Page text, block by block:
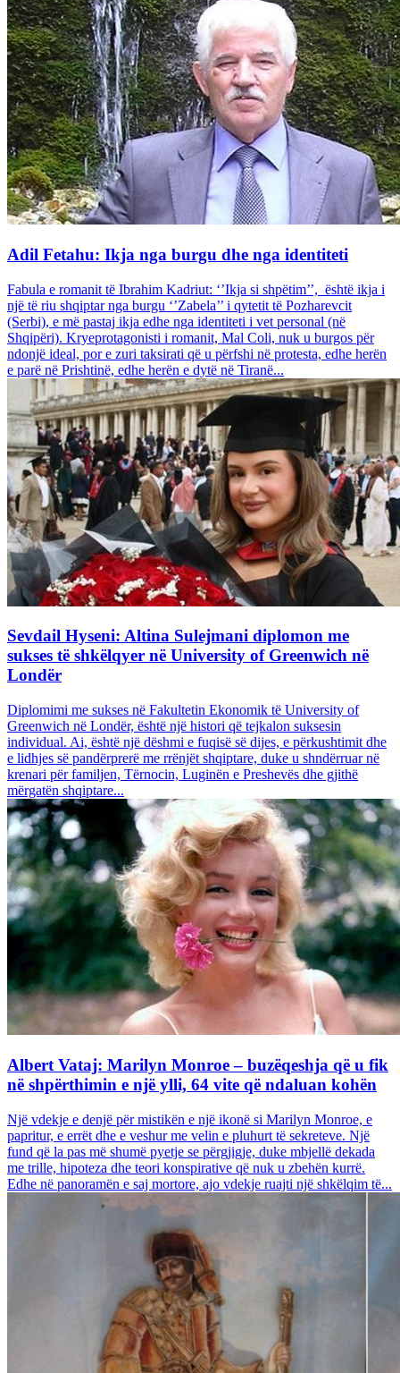
Adil Fetahu: Ikja nga burgu dhe nga identiteti
Fabula e romanit të Ibrahim Kadriut: ‘’Ikja si shpëtim’’, është ikja i
një të riu shqiptar nga burgu ‘’Zabela’’ i qytetit të Pozharevcit
(Serbi), e më pastaj ikja edhe nga identiteti i vet personal (në
Shqipëri). Kryeprotagonisti i romanit, Mal Coli, nuk u burgos për
ndonjë ideal, por e zuri taksirati që u përfshi në protesta, edhe herën
e parë në Prishtinë, edhe herën e dytë në Tiranë...
Sevdail Hyseni: Altina Sulejmani diplomon me
sukses të shkëlqyer në University of Greenwich në
Londër
Diplomimi me sukses në Fakultetin Ekonomik të University of
Greenwich në Londër, është një histori që tejkalon suksesin
individual. Ai, është një dëshmi e fuqisë së dijes, e përkushtimit dhe
e lidhjes së pandërprerë me rrënjët shqiptare, duke u shndërruar në
krenari për familjen, Tërnocin, Luginën e Preshevës dhe gjithë
mërgatën shqiptare...
Albert Vataj: Marilyn Monroe – buzëqeshja që u fik
në shpërthimin e një ylli, 64 vite që ndaluan kohën
Një vdekje e denjë për mistikën e një ikonë si Marilyn Monroe, e
papritur, e errët dhe e veshur me velin e pluhurt të sekreteve. Një
fund që la pas më shumë pyetje se përgjigje, duke mbjellë dekada
me trille, hipoteza dhe teori konspirative që nuk u zbehën kurrë.
Edhe në panoramën e saj mortore, ajo vdekje ruajti një shkëlqim të...